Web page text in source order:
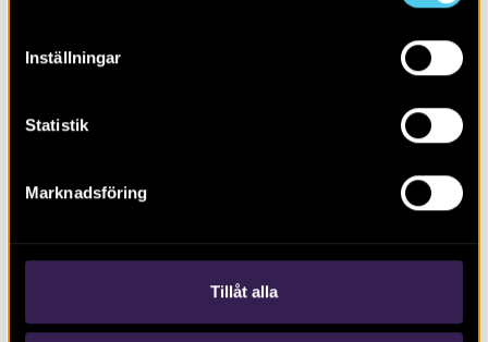
Inställningar
Statistik
Marknadsföring
Tillåt alla
En boplats i Algusered